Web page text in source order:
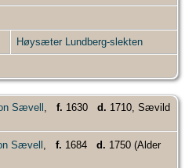
Høysæter Lundberg-slekten
Sævell f. 1630 d. 1710, Sævild
Sævell f. 1684 d. 1750 (Alder